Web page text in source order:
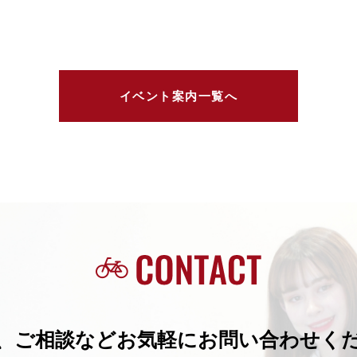
イベント案内一覧へ
ご相談などお気軽にお問い合わせく